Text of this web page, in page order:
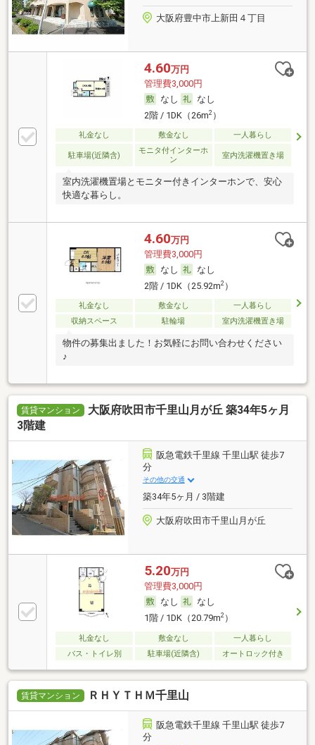
大阪府豊中市上新田４丁目
4.60万円
管理費3,000円
なし
なし
2階 / 1DK（26m2）
礼金なし 敷金なし 一人暮らし
駐車場(近隣含)
モニタ付インターホ
ン
室内洗濯機置き場
室内洗濯機置場とモニター付きインターホンで、安心
快適な暮らし。
4.60万円
管理費3,000円
なし
なし
2階 / 1DK（25.92m2）
礼金なし 敷金なし
一人暮らし
収納スペース
駐輪場 室内洗濯機置き場
物件の募集出ました！お気軽にお問い合わせください
♪
賃貸マンション
大阪府吹田市千里山月が丘 築34年5ヶ月
3階建
阪急電鉄千里線 千里山駅 徒歩7
分
その他の交通
築34年5ヶ月 / 3階建
大阪府吹田市千里山月が丘
5.20万円
管理費3,000円
なし
なし
1階 / 1DK（20.79m2）
礼金なし 敷金なし
一人暮らし
バス・トイレ別
駐車場(近隣含) オートロック付き
賃貸マンション ＲＨＹＴＨＭ千里山
阪急電鉄千里線 千里山駅 徒歩7
分